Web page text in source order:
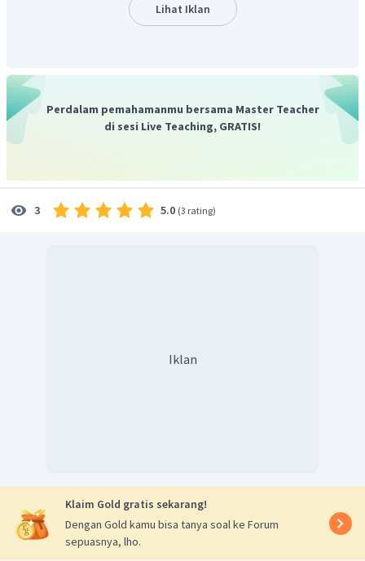
Jadi, jawaban yang benar adalah C.
Lihat Iklan
Perdalam pemahamanmu bersama Master Teacher
di sesi Live Teaching, GRATIS!
3 5.0 (3 rating)
Iklan
Klaim Gold gratis sekarang!
Dengan Gold kamu bisa tanya soal ke Forum
sepuasnya, lho.